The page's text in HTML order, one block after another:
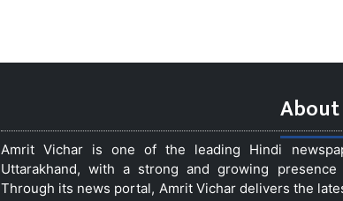
About
Amrit Vichar is one of the leading Hindi
Uttarakhand, with a strong and growing
Through its news portal, Amrit Vichar delivers the